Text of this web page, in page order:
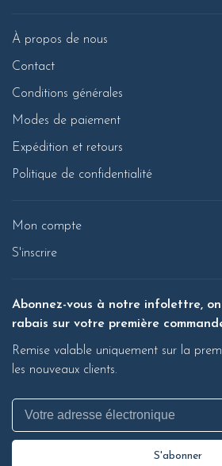
À propos de nous
Contact
Conditions générales
Modes de paiement
Expédition et retours
Politique de confidentialité
Mon compte
S'inscrire
Abonnez-vous à notre infolettre,
rabais sur votre première
Remise valable uniquement sur la
les nouveaux clients.
S'abonner